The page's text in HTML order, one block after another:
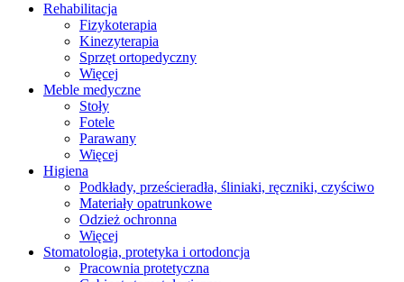
Rehabilitacja
Fizykoterapia
Kinezyterapia
Sprzęt ortopedyczny
Więcej
Meble medyczne
Stoły
Fotele
Parawany
Więcej
Higiena
Podkłady, prześcieradła, śliniaki, ręczniki, czyściwo
Materiały opatrunkowe
Odzież ochronna
Więcej
Stomatologia, protetyka i ortodoncja
Pracownia protetyczna